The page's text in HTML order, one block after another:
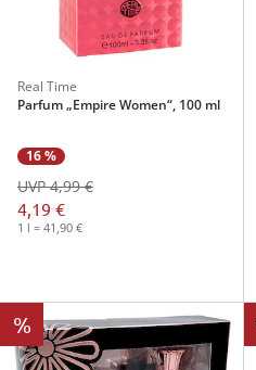
Real Time
Parfum „Empire Women“, 100 ml
16 %
4,19 €
UVP 4,99 €
1 l = 41,90 €
%